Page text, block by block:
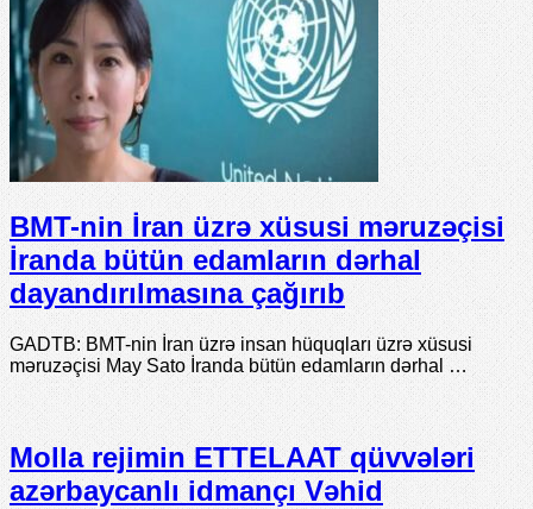
BMT-nin İran üzrə xüsusi məruzəçisi
İranda bütün edamların dərhal
dayandırılmasına çağırıb
GADTB: BMT-nin İran üzrə insan hüquqları üzrə xüsusi
məruzəçisi May Sato İranda bütün edamların dərhal …
Molla rejimin ETTELAAT qüvvələri
azərbaycanlı idmançı Vəhid